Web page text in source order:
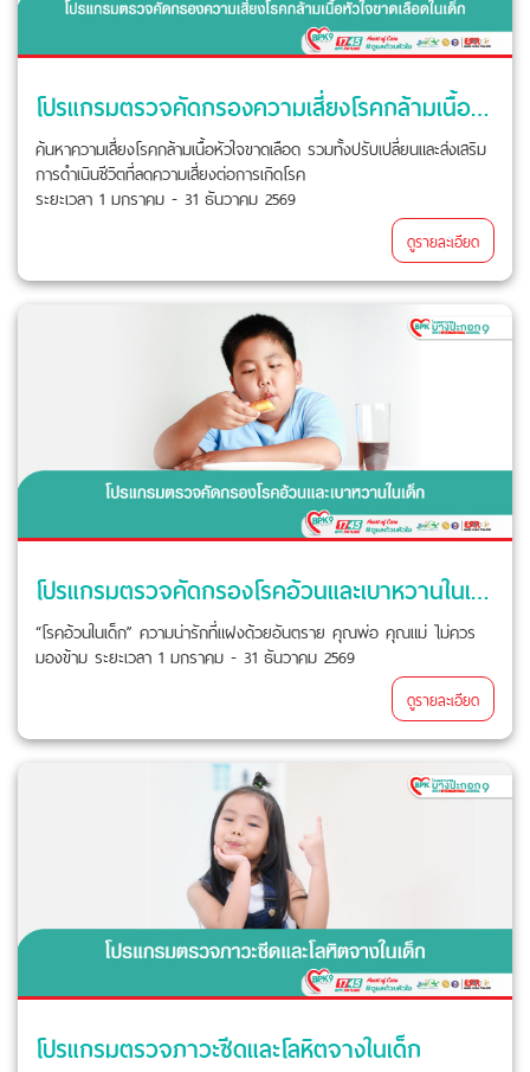
โปรแกรมตรวจคัดกรองความเสี่ยงโรคกล้ามเนื้อหัวใจขาดเลือดในเด็ก
ค้นหาความเสี่ยงโรคกล้ามเนื้อหัวใจขาดเลือด รวมทั้งปรับเปลี่ยนและส่งเสริม
การดำเนินชีวิตที่ลดความเสี่ยงต่อการเกิดโรค
ระยะเวลา 1 มกราคม - 31 ธันวาคม 2569
ดูรายละเอียด
โปรแกรมตรวจคัดกรองโรคอ้วนและเบาหวานในเด็ก
“โรคอ้วนในเด็ก” ความน่ารักที่แฝงด้วยอันตราย คุณพ่อ คุณแม่ ไม่ควร
มองข้าม ระยะเวลา 1 มกราคม - 31 ธันวาคม 2569
ดูรายละเอียด
โปรแกรมตรวจภาวะซีดและโลหิตจางในเด็ก